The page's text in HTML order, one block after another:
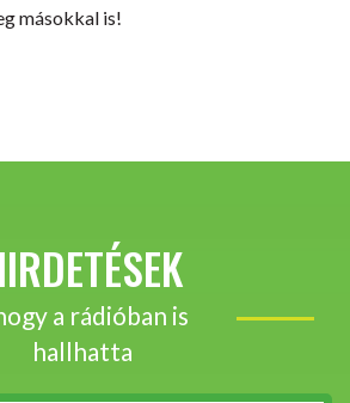
másokkal is!
a rádióban is
hallhatta